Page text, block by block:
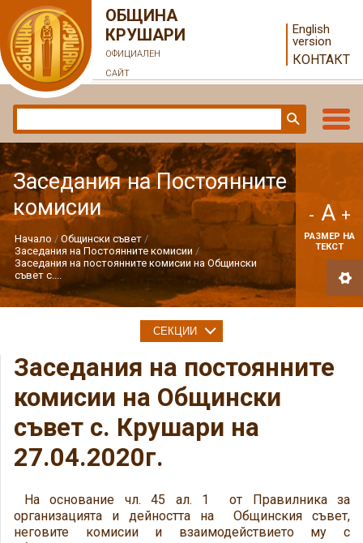
ОБЩИНА
КРУШАРИ
ОФИЦИАЛЕН
САЙТ
English
version
КОНТАКТ
Заседания на Постоянните
комисии
Начало
Общински съвет
Заседания на Постоянните комисии
Заседания на постоянните комисии на Общински
съвет с....
- A +
РАЗМЕР НА
ТЕКСТ
Заседания на постоянните
комисии на Общински
съвет с. Крушари на
27.04.2020г.
На основание чл. 45 ал. 1 от Правилника за
организацията и дейността на Общинския съвет,
неговите комисии и взаимодействието му с
СЕКЦИИ